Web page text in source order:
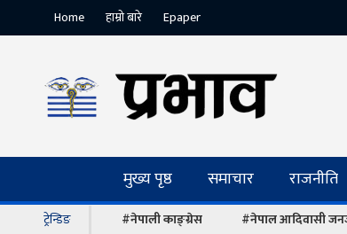
Home हाम्रो बारे Epaper
मुख्य पृष्ठ समाचार राजनीति
ट्रेन्डिङ #नेपाली काङ्ग्रेस #नेपाल आदिवासी